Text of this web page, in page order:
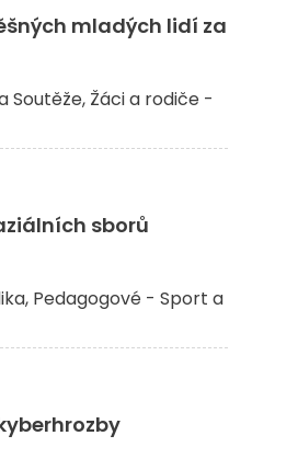
mladých lidí za
Soutěže Žáci a rodiče -
sborů
Pedagogové - Sport a